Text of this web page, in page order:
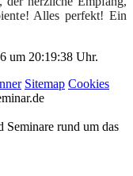
Alles perfekt! Ein
um 20:19:38 Uhr.
Sitemap Cookies
rund um das